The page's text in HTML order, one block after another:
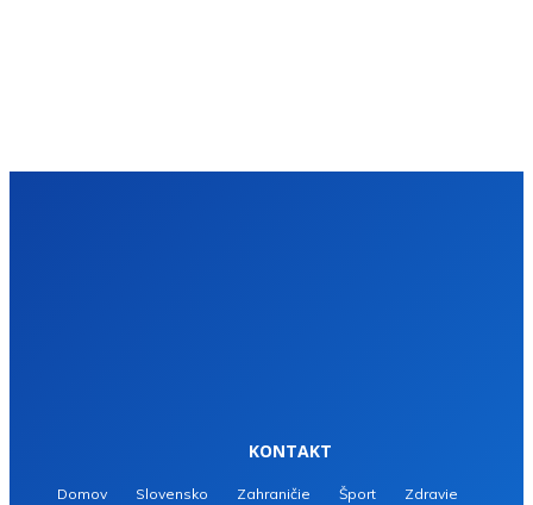
KONTAKT
Domov Slovensko Zahraničie Šport
Zdravie